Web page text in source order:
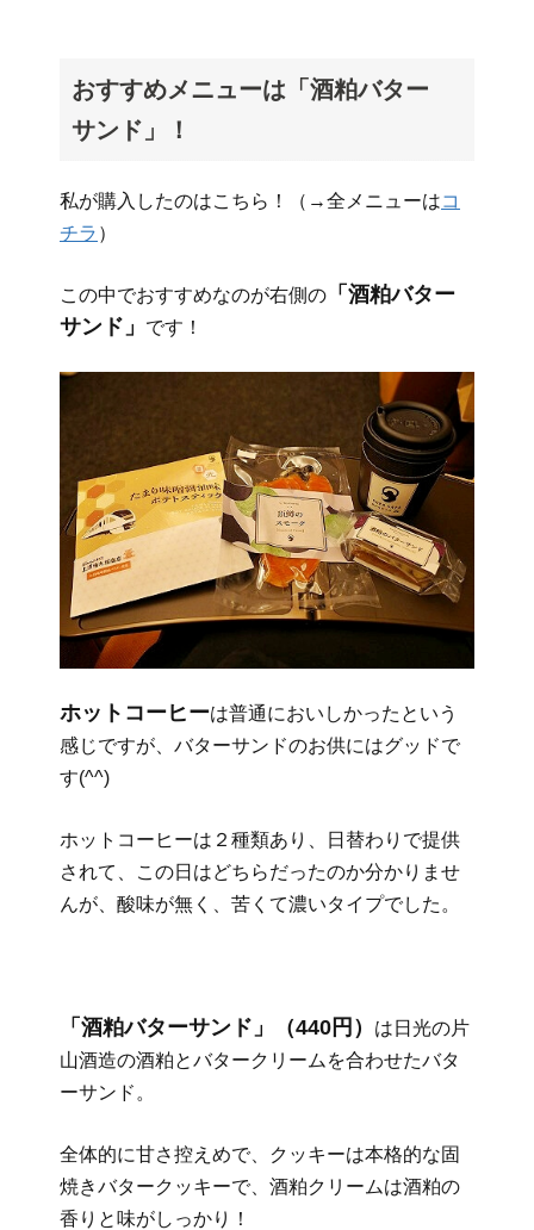
おすすめメニューは「酒粕バター
サンド」！
私が購入したのはこちら！（→全メニューはコ
チラ ）
この中でおすすめなのが右側の 「酒粕バター
サンド」
です！
ホットコーヒーは普通においしかったという
感じですが、バターサンドのお供にはグッドで
す(^^)
ホットコーヒーは２種類あり、日替わりで提供
されて、この日はどちらだったのか分かりませ
んが、酸味が無く、苦くて濃いタイプでした。
「酒粕バターサンド」（440円）
は日光の片
山酒造の酒粕とバタークリームを合わせたバタ
ーサンド。
全体的に甘さ控えめで、クッキーは本格的な固
焼きバタークッキーで、酒粕クリームは酒粕の
香りと味がしっかり！